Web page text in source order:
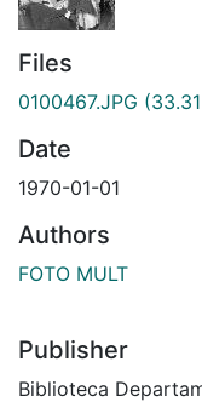
Files
0100467.JPG
Date
1970-01-01
Authors
FOTO MULT
Publisher
Biblioteca